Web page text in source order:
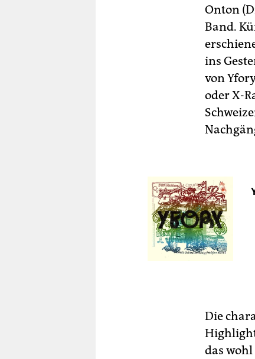
Onton
Band.
ins
von
oder X-
Die
das